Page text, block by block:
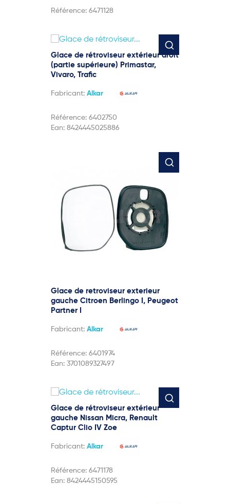
Référence: 6471128
Glace de rétroviseur extérieur droit
(partie supérieure) Primastar,
Vivaro, Trafic
Fabricant: Alkar
Référence: 6402750
Ean: 8424445025886
Glace de retroviseur exterieur
gauche Citroen Berlingo I, Peugeot
Partner I
Fabricant: Alkar
Référence: 6401974
Ean: 3701089327497
Glace de rétroviseur extérieur
gauche Nissan Micra, Renault
Captur Clio IV Zoe
Fabricant: Alkar
Référence: 6471178
Ean: 8424445150595